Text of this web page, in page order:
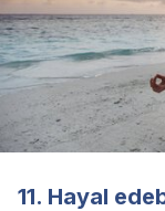
11. Hayal